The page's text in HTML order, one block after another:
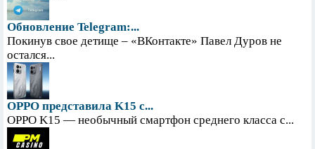
Обновление Telegram:...
Покинув свое детище – «ВКонтакте» Павел Дуров не
остался...
OPPO представила K15 с...
OPPO K15 — необычный смартфон среднего класса с...